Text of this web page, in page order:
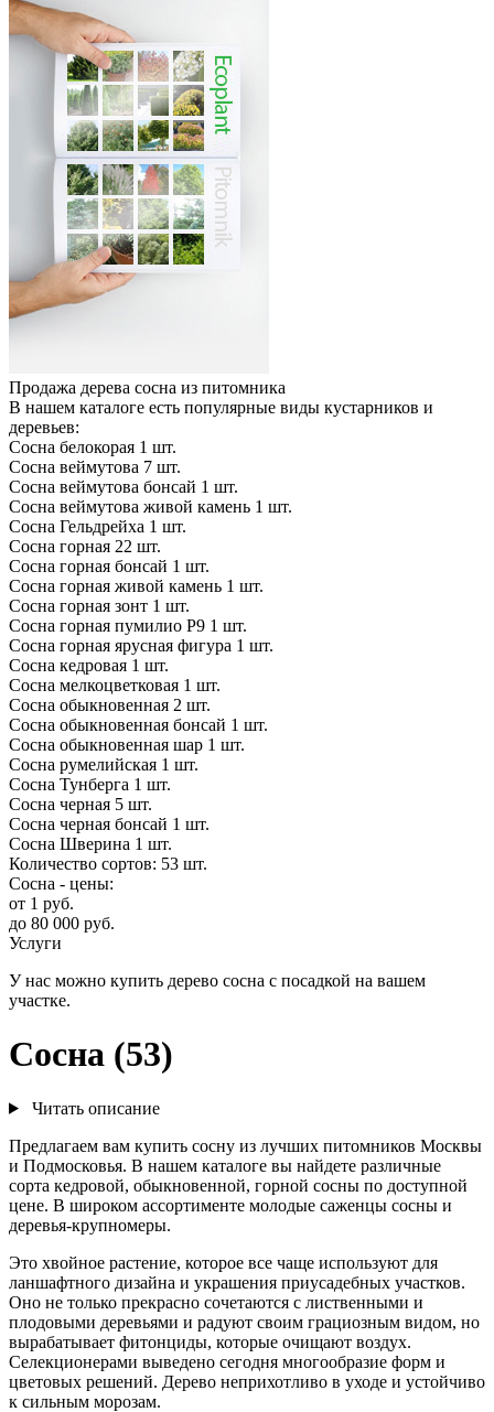
Продажа дерева сосна из питомника
В нашем каталоге есть популярные виды кустарников и
деревьев:
Сосна белокорая 1 шт.
Сосна веймутова 7 шт.
Сосна веймутова бонсай 1 шт.
Сосна веймутова живой камень 1 шт.
Сосна Гельдрейха 1 шт.
Сосна горная 22 шт.
Сосна горная бонсай 1 шт.
Сосна горная живой камень 1 шт.
Сосна горная зонт 1 шт.
Сосна горная пумилио P9 1 шт.
Сосна горная ярусная фигура 1 шт.
Сосна кедровая 1 шт.
Сосна мелкоцветковая 1 шт.
Сосна обыкновенная 2 шт.
Сосна обыкновенная бонсай 1 шт.
Сосна обыкновенная шар 1 шт.
Сосна румелийская 1 шт.
Сосна Тунберга 1 шт.
Сосна черная 5 шт.
Сосна черная бонсай 1 шт.
Сосна Шверина 1 шт.
Количество сортов: 53 шт.
Сосна - цены:
от 1 руб.
до 80 000 руб.
Услуги
У нас можно купить дерево сосна с посадкой на вашем
участке.
Сосна (53)
Читать описание
Предлагаем вам купить сосну из лучших питомников Москвы
и Подмосковья. В нашем каталоге вы найдете различные
сорта кедровой, обыкновенной, горной сосны по доступной
цене. В широком ассортименте молодые саженцы сосны и
деревья-крупномеры.
Это хвойное растение, которое все чаще используют для
ланшафтного дизайна и украшения приусадебных участков.
Оно не только прекрасно сочетаются с лиственными и
плодовыми деревьями и радуют своим грациозным видом, но
вырабатывает фитонциды, которые очищают воздух.
Селекционерами выведено сегодня многообразие форм и
цветовых решений. Дерево неприхотливо в уходе и устойчиво
к сильным морозам.